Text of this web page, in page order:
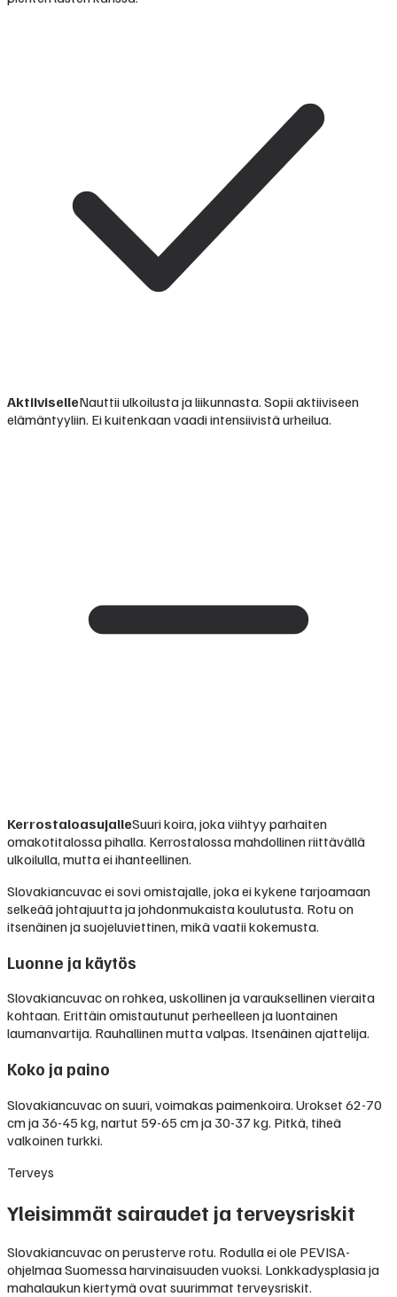
AktiiviselleNauttii ulkoilusta ja liikunnasta. Sopii aktiiviseen
elämäntyyliin. Ei kuitenkaan vaadi intensiivistä urheilua.
KerrostaloasujalleSuuri koira, joka viihtyy parhaiten
omakotitalossa pihalla. Kerrostalossa mahdollinen riittävällä
ulkoilulla, mutta ei ihanteellinen.
Slovakiancuvac ei sovi omistajalle, joka ei kykene tarjoamaan
selkeää johtajuutta ja johdonmukaista koulutusta. Rotu on
itsenäinen ja suojeluviettinen, mikä vaatii kokemusta.
Luonne ja käytös
Slovakiancuvac on rohkea, uskollinen ja varauksellinen vieraita
kohtaan. Erittäin omistautunut perheelleen ja luontainen
laumanvartija. Rauhallinen mutta valpas. Itsenäinen ajattelija.
Koko ja paino
Slovakiancuvac on suuri, voimakas paimenkoira. Urokset 62-70
cm ja 36-45 kg, nartut 59-65 cm ja 30-37 kg. Pitkä, tiheä
valkoinen turkki.
Terveys
Yleisimmät sairaudet ja terveysriskit
Slovakiancuvac on perusterve rotu. Rodulla ei ole PEVISA-
ohjelmaa Suomessa harvinaisuuden vuoksi. Lonkkadysplasia ja
mahalaukun kiertymä ovat suurimmat terveysriskit.